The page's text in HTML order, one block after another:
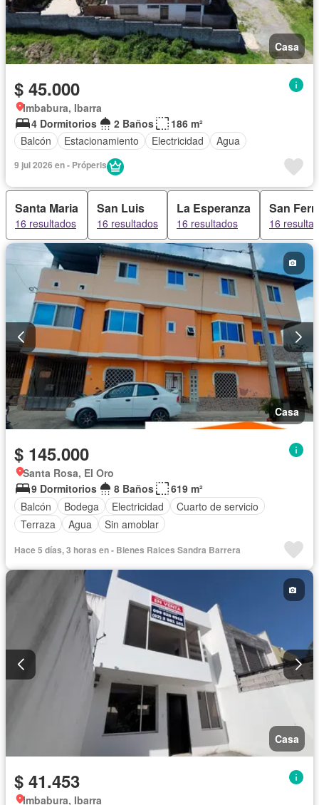
Casa
$ 45.000
Imbabura, Ibarra
4 Dormitorios
2 Baños
186 m²
Balcón
Estacionamiento Electricidad Agua
9 jul 2026 en - Próperis
Santa Maria
16 resultados
San Luis
16 resultados
La Esperanza
16 resultados
San
16
Casa
$ 145.000
Santa Rosa, El Oro
9 Dormitorios
8 Baños
619 m²
Balcón
Bodega Electricidad
Cuarto de servicio
Terraza
Agua Sin amoblar
Hace 5 días, 3 horas en - Bienes Raices Sandra Barrera
Casa
$ 41.453
Imbabura, Ibarra